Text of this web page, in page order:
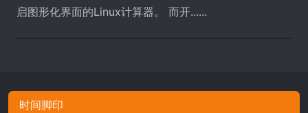
启图形化界面的Linux计算器。 而开......
时间脚印